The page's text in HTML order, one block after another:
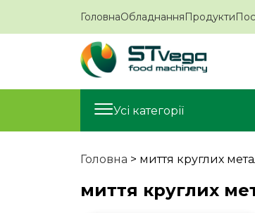
ГоловнаОбладнанняПродукти
Усі категорії
Головна > миття круглих
миття круглих